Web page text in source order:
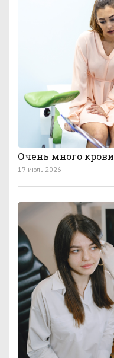
Очень много крови
17 июль 2026